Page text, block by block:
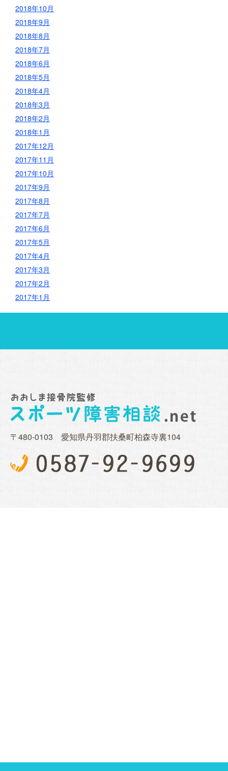
2018年10月
2018年9月
2018年8月
2018年7月
2018年6月
2018年5月
2018年4月
2018年3月
2018年2月
2018年1月
2017年12月
2017年11月
2017年10月
2017年9月
2017年8月
2017年7月
2017年6月
2017年5月
2017年4月
2017年3月
2017年2月
2017年1月
〒480-0103 愛知県丹羽郡扶桑町柏森寺裏104